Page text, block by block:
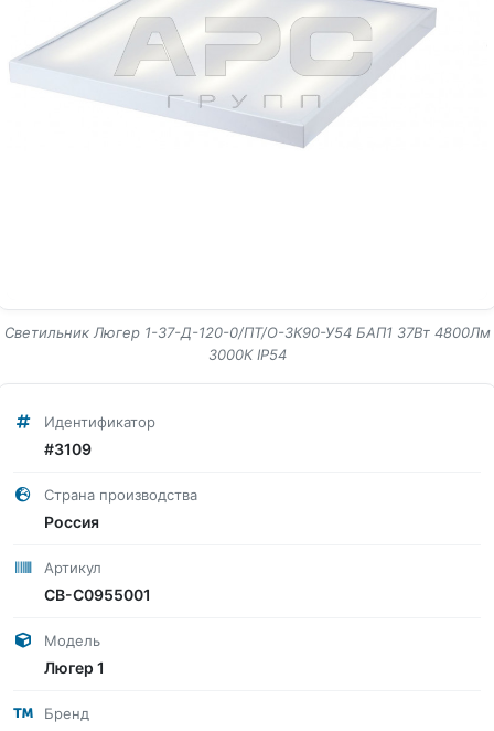
Светильник Люгер 1-37-Д-120-0/ПТ/О-3К90-У54 БАП1 37Вт 4800Лм
3000К IP54
Идентификатор
#3109
Страна производства
Россия
Артикул
СВ-С0955001
Модель
Люгер 1
Бренд